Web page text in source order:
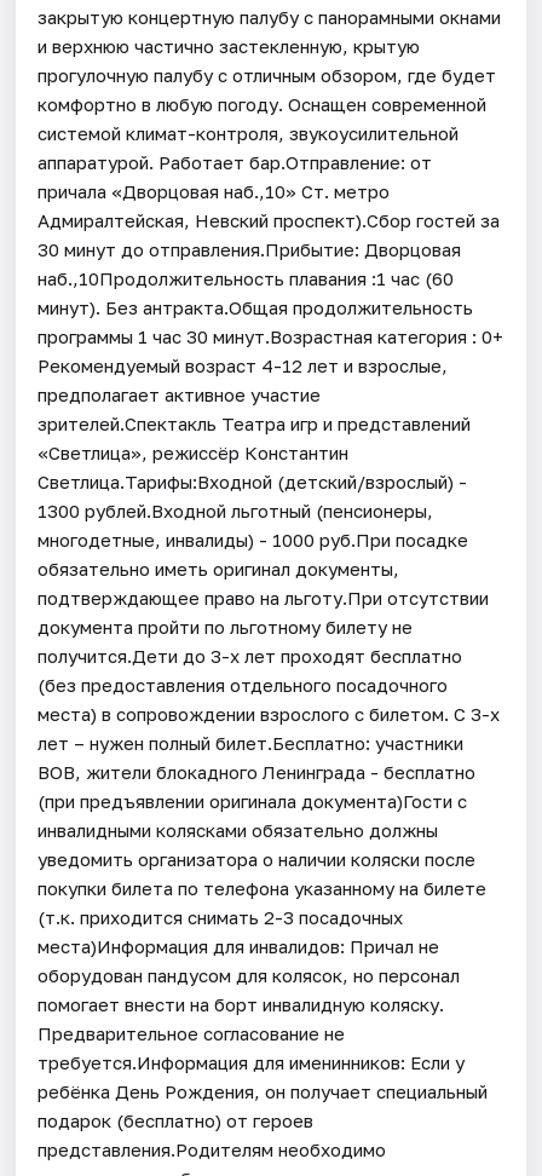
закрытую концертную палубу с панорамными окнами
и верхнюю частично застекленную, крытую
прогулочную палубу с отличным обзором, где будет
комфортно в любую погоду. Оснащен современной
системой климат-контроля, звукоусилительной
аппаратурой. Работает бар.Отправление: от
причала «Дворцовая наб.,10» Ст. метро
Адмиралтейская, Невский проспект).Сбор гостей за
30 минут до отправления.Прибытие: Дворцовая
наб.,10Продолжительность плавания :1 час (60
минут). Без антракта.Общая продолжительность
программы 1 час 30 минут.Возрастная категория : 0+
Рекомендуемый возраст 4-12 лет и взрослые,
предполагает активное участие
зрителей.Спектакль Театра игр и представлений
«Светлица», режиссёр Константин
Светлица.Тарифы:Входной (детский/взрослый) -
1300 рублей.Входной льготный (пенсионеры,
многодетные, инвалиды) - 1000 руб.При посадке
обязательно иметь оригинал документы,
подтверждающее право на льготу.При отсутствии
документа пройти по льготному билету не
получится.Дети до 3-х лет проходят бесплатно
(без предоставления отдельного посадочного
места) в сопровождении взрослого с билетом. С 3-х
лет – нужен полный билет.Бесплатно: участники
ВОВ, жители блокадного Ленинграда - бесплатно
(при предъявлении оригинала документа)Гости с
инвалидными колясками обязательно должны
уведомить организатора о наличии коляски после
покупки билета по телефона указанному на билете
(т.к. приходится снимать 2-3 посадочных
места)Информация для инвалидов: Причал не
оборудован пандусом для колясок, но персонал
помогает внести на борт инвалидную коляску.
Предварительное согласование не
требуется.Информация для именинников: Если у
ребёнка День Рождения, он получает специальный
подарок (бесплатно) от героев
представления.Родителям необходимо